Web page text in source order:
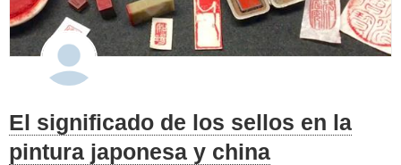
El significado de los sellos en la
pintura japonesa y china